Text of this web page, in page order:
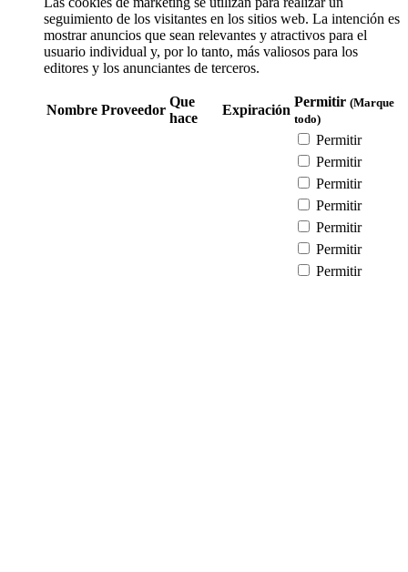
seguimiento de los visitantes en los sitios web. La intención es
mostrar anuncios que sean relevantes y atractivos para el
usuario individual y, por lo tanto, más valiosos para los
editores y los anunciantes de terceros.
Nombre Proveedor
Que
hace
Expiración
Permitir (Marque
todo)
Permitir
Permitir
Permitir
Permitir
Permitir
Permitir
Permitir